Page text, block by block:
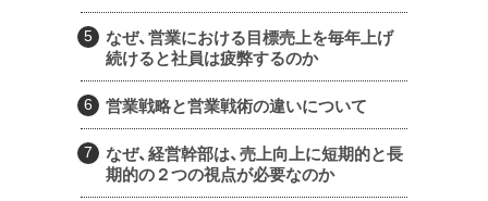
なぜ、営業における目標売上を毎年上げ
続けると社員は疲弊するのか
営業戦略と営業戦術の違いについて
なぜ、経営幹部は、売上向上に短期的と長
期的の２つの視点が必要なのか